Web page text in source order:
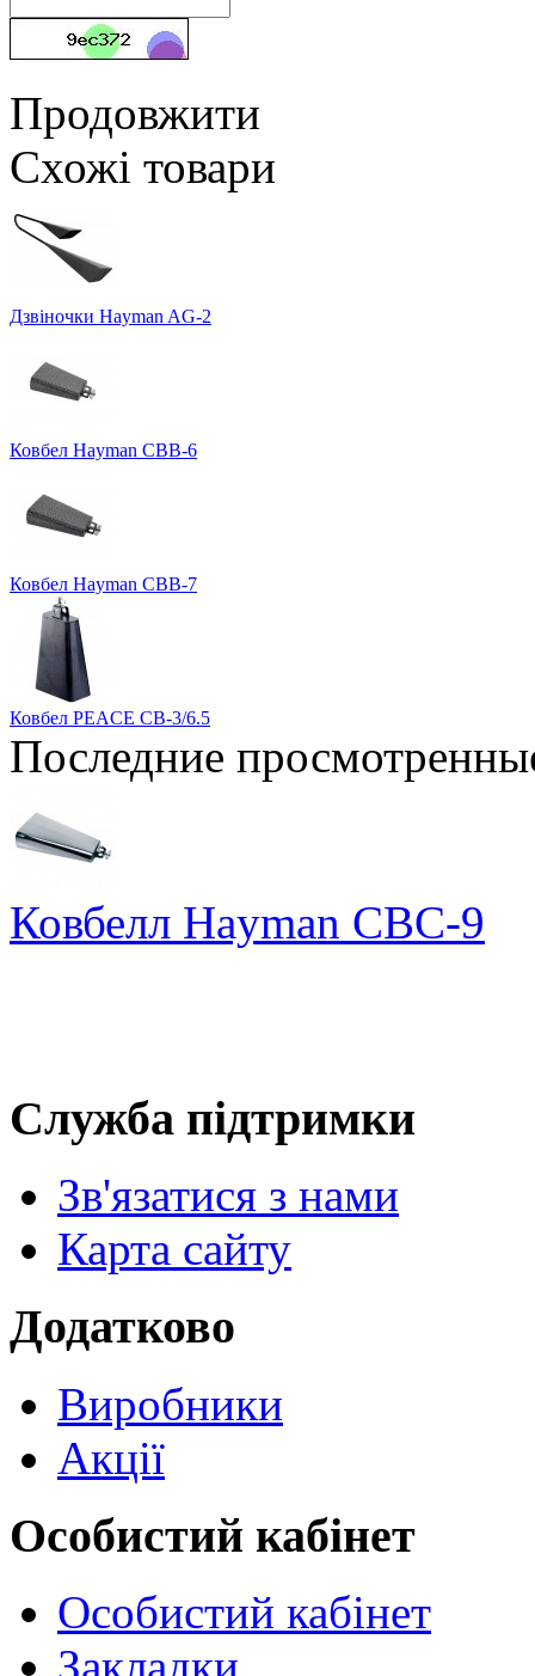
Продовжити
Схожі товари
Дзвіночки Hayman AG-2
Ковбел Hayman CBB-6
Ковбел Hayman CBB-7
Ковбел PEACE CB-3/6.5
Последние
Ковбелл Hayman CBC-9
Служба підтримки
Зв'язатися з нами
Карта сайту
Додатково
Виробники
Акції
Особистий кабінет
Особистий кабінет